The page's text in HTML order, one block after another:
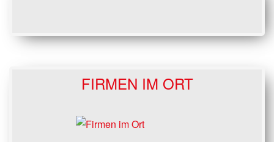
FIRMEN IM ORT